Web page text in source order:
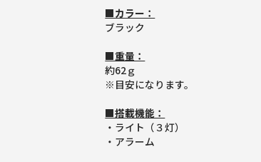
■カラー：
ブラック
■重量：
約62ｇ
※目安になります。
■搭載機能：
・ライト（３灯）
・アラーム